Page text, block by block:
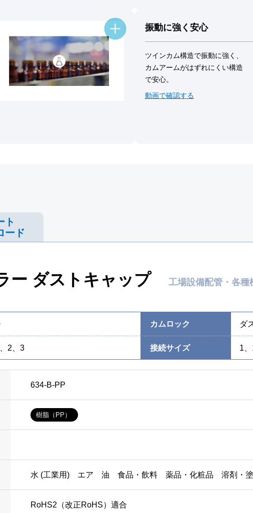
振動に強く安心
ツインカム構造で振動に強く、
カムアームがはずれにくい構造
で安心。
動画で確認する
ト
ード
ー ダストキャップ 工場設備配管・各種
2、3
カムロック ダ
接続サイズ 1
634-B-PP
樹脂（PP）
水 (工業用) エア 油 食品・飲料 薬品・化粧品 溶剤・
RoHS2（改正RoHS）適合